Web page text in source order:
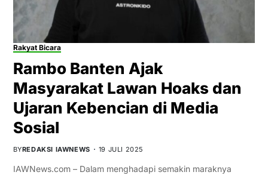
Rakyat Bicara
Rambo Banten Ajak
Masyarakat Lawan Hoaks dan
Ujaran Kebencian di Media
Sosial
BYREDAKSI IAWNEWS 19 JULI 2025
IAWNews.com – Dalam menghadapi semakin maraknya